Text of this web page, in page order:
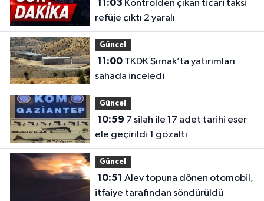
11:03
refüje çıktı 2 yaralı
Güncel
11:00TKDK Şırnak’ta yatırımları
sahada inceledi
Güncel
10:59
ele geçirildi 1 gözaltı
Güncel
10:51
itfaiye tarafından söndürüldü